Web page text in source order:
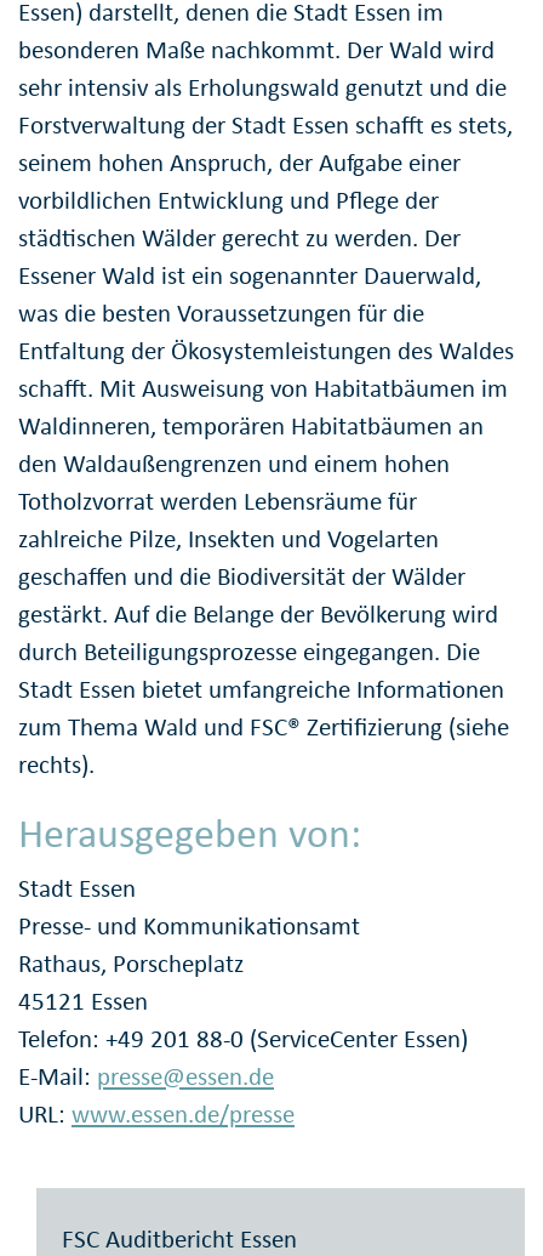
Essen) darstellt, denen die Stadt Essen im
besonderen Maße nachkommt. Der Wald wird
sehr intensiv als Erholungswald genutzt und die
Forstverwaltung der Stadt Essen schafft es stets,
seinem hohen Anspruch, der Aufgabe einer
vorbildlichen Entwicklung und Pflege der
städtischen Wälder gerecht zu werden. Der
Essener Wald ist ein sogenannter Dauerwald,
was die besten Voraussetzungen für die
Entfaltung der Ökosystemleistungen des Waldes
schafft. Mit Ausweisung von Habitatbäumen im
Waldinneren, temporären Habitatbäumen an
den Waldaußengrenzen und einem hohen
Totholzvorrat werden Lebensräume für
zahlreiche Pilze, Insekten und Vogelarten
geschaffen und die Biodiversität der Wälder
gestärkt. Auf die Belange der Bevölkerung wird
durch Beteiligungsprozesse eingegangen. Die
Stadt Essen bietet umfangreiche Informationen
zum Thema Wald und FSC® Zertifizierung (siehe
rechts).
Herausgegeben von:
Stadt Essen
Presse- und Kommunikationsamt
Rathaus, Porscheplatz
45121 Essen
Telefon: +49 201 88-0 (ServiceCenter Essen)
E-Mail: presse@essen.de
URL: www.essen.de/presse
FSC Auditbericht Essen